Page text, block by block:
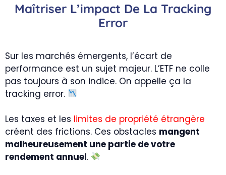
Maîtriser L’impact De La Tracking
Error
Sur les marchés émergents, l’écart de
performance est un sujet majeur. L’ETF ne colle
pas toujours à son indice. On appelle ça la
tracking error.
Les taxes et les limites de propriété étrangère
créent des frictions. Ces obstacles mangent
malheureusement une partie de votre
rendement annuel.